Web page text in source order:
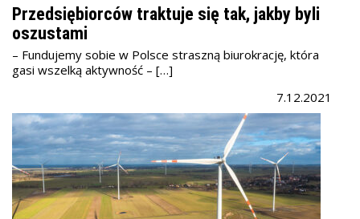
Przedsiębiorców traktuje się tak, jakby byli
oszustami
– Fundujemy sobie w Polsce straszną biurokrację, która
gasi wszelką aktywność – […]
7.12.2021